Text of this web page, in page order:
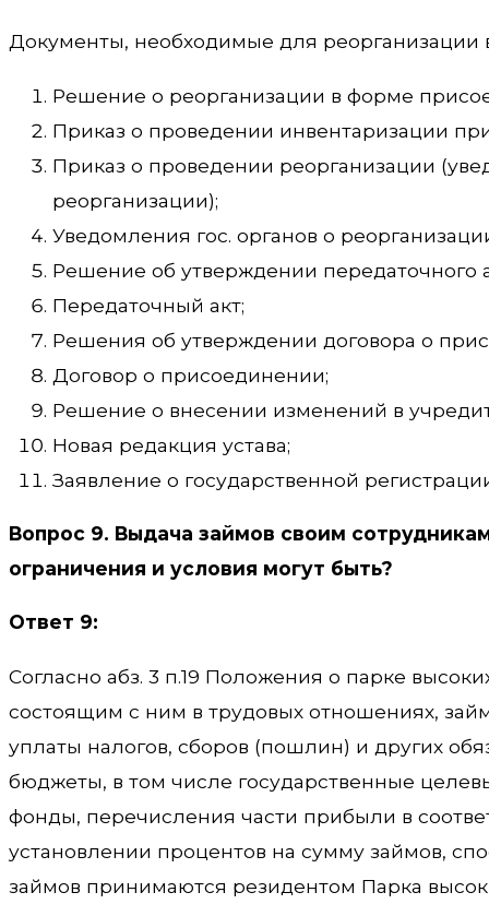
Документы, необходимые для
Решение о реорганизации в форме
Приказ о проведении инвентаризации
Приказ о проведении реорганизации
реорганизации);
Уведомления гос. органов о
Решение об утверждении передаточного
Передаточный акт;
Решения об утверждении договора о
Договор о присоединении;
Решение о внесении изменений в
Новая редакция устава;
Заявление о государственной
Вопрос 9. Выдача займов своим
ограничения и условия могут быть?
Ответ 9:
Согласно абз. 3 п.19 Положения о парке
состоящим с ним в трудовых отношениях,
уплаты налогов, сборов (пошлин) и других
бюджеты, в том числе государственные
фонды, перечисления части прибыли в
установлении процентов на сумму займов,
займов принимаются резидентом Парка